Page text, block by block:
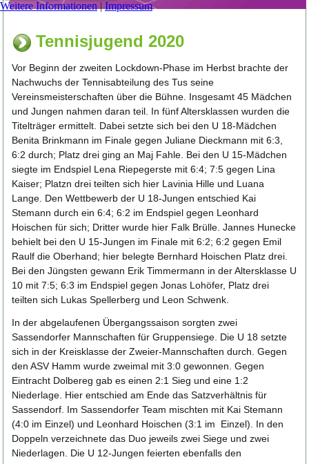
Tennisjugend 2020
Vor Beginn der zweiten Lockdown-Phase im Herbst brachte der
Nachwuchs der Tennisabteilung des Tus seine
Vereinsmeisterschaften über die Bühne. Insgesamt 45 Mädchen
und Jungen nahmen daran teil. In fünf Altersklassen wurden die
Titelträger ermittelt. Dabei setzte sich bei den U 18-Mädchen
Benita Brinkmann im Finale gegen Juliane Dieckmann mit 6:3,
6:2 durch; Platz drei ging an Maj Fahle. Bei den U 15-Mädchen
siegte im Endspiel Lena Riepegerste mit 6:4; 7:5 gegen Lina
Kaiser; Platzn drei teilten sich hier Lavinia Hille und Luana
Lange. Den Wettbewerb der U 18-Jungen entschied Kai
Stemann durch ein 6:4; 6:2 im Endspiel gegen Leonhard
Hoischen für sich; Dritter wurde hier Falk Brülle. Jannes Hunecke
behielt bei den U 15-Jungen im Finale mit 6:2; 6:2 gegen Emil
Raulf die Oberhand; hier belegte Bernhard Hoischen Platz drei.
Bei den Jüngsten gewann Erik Timmermann in der Altersklasse U
10 mit 7:5; 6:3 im Endspiel gegen Jonas Lohöfer, Platz drei
teilten sich Lukas Spellerberg und Leon Schwenk.
In der abgelaufenen Übergangssaison sorgten zwei
Sassendorfer Mannschaften für Gruppensiege. Die U 18 setzte
sich in der Kreisklasse der Zweier-Mannschaften durch. Gegen
den ASV Hamm wurde zweimal mit 3:0 gewonnen. Gegen
Eintracht Dolbereg gab es einen 2:1 Sieg und eine 1:2
Niederlage. Hier entschied am Ende das Satzverhältnis für
Sassendorf. Im Sassendorfer Team mischten mit Kai Stemann
(4:0 im Einzel) und Leonhard Hoischen (3:1 im Einzel). In den
Doppeln verzeichnete das Duo jeweils zwei Siege und zwei
Niederlagen. Die U 12-Jungen feierten ebenfalls den
Weitere Informationen | Impressum